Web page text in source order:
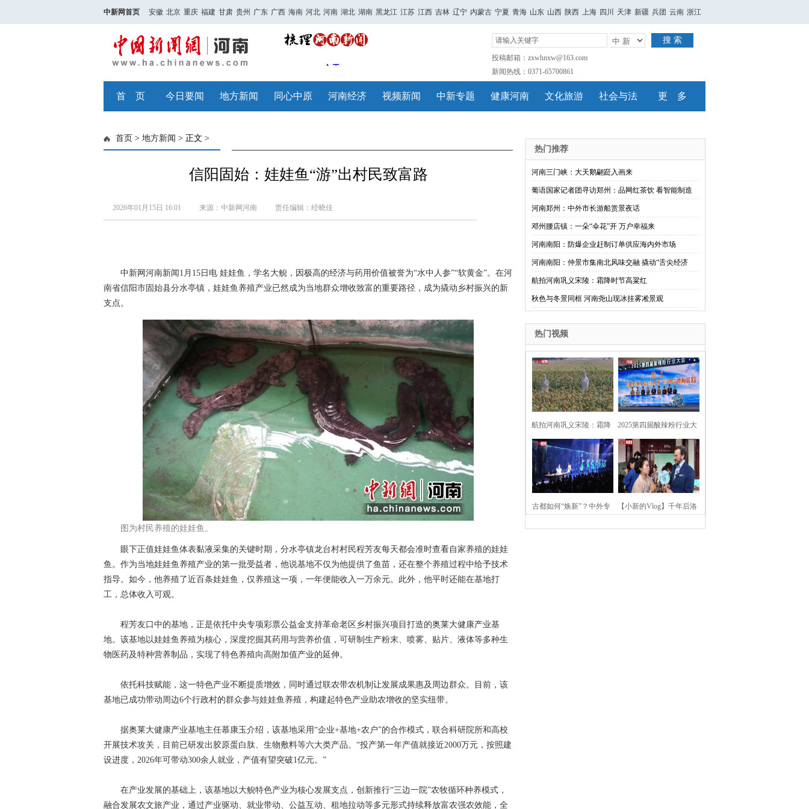
中新网首页 安徽 北京 重庆 福建 甘肃 贵州 广东 广西 海南 河北 河南 湖北 湖南 黑龙江 江苏 江西 吉林 辽宁 内蒙古 宁夏 青海 山东 山西 陕西 上海 四川 天津 新疆 兵团 云南 浙江
搜 索
投稿邮箱：zxwhnxw@163.com
新闻热线：0371-65700861
首 页 今日要闻 地方新闻 同心中原 河南经济 视频新闻 中新专题 健康河南 文化旅游 社会与法 更 多
首页 > 地方新闻 > 正文 >
信阳固始：娃娃鱼“游”出村民致富路
2026年01月15日 16:01 来源：中新网河南 责任编辑：经晓佳
中新网河南新闻1月15日电 娃娃鱼，学名大鲵，因极高的经济与药用价值被誉为“水中人参”“软黄金”。在河
南省信阳市固始县分水亭镇，娃娃鱼养殖产业已然成为当地群众增收致富的重要路径，成为撬动乡村振兴的新
支点。
图为村民养殖的娃娃鱼。
眼下正值娃娃鱼体表黏液采集的关键时期，分水亭镇龙台村村民程芳友每天都会准时查看自家养殖的娃娃
鱼。作为当地娃娃鱼养殖产业的第一批受益者，他说基地不仅为他提供了鱼苗，还在整个养殖过程中给予技术
指导。如今，他养殖了近百条娃娃鱼，仅养殖这一项，一年便能收入一万余元。此外，他平时还能在基地打
工，总体收入可观。
程芳友口中的基地，正是依托中央专项彩票公益金支持革命老区乡村振兴项目打造的奥莱大健康产业基
地。该基地以娃娃鱼养殖为核心，深度挖掘其药用与营养价值，可研制生产粉末、喷雾、贴片、液体等多种生
物医药及特种营养制品，实现了特色养殖向高附加值产业的延伸。
依托科技赋能，这一特色产业不断提质增效，同时通过联农带农机制让发展成果惠及周边群众。目前，该
基地已成功带动周边6个行政村的群众参与娃娃鱼养殖，构建起特色产业助农增收的坚实纽带。
据奥莱大健康产业基地主任慕康玉介绍，该基地采用“企业+基地+农户”的合作模式，联合科研院所和高校
开展技术攻关，目前已研发出胶原蛋白肽、生物敷料等六大类产品。“投产第一年产值就接近2000万元，按照建
设进度，2026年可带动300余人就业，产值有望突破1亿元。”
在产业发展的基础上，该基地以大鲵特色产业为核心发展支点，创新推行“三边一院”农牧循环种养模式，
融合发展农文旅产业，通过产业驱动、就业带动、公益互动、租地拉动等多元形式持续释放富农强农效能，全
热门推荐
河南三门峡：大天鹅翩跹入画来
葡语国家记者团寻访郑州：品网红茶饮 看智能制造
河南郑州：中外市长游船赏景夜话
邓州腰店镇：一朵“伞花”开 万户幸福来
河南南阳：防爆企业赶制订单供应海内外市场
河南南阳：仲景市集南北风味交融 撬动“舌尖经济
航拍河南巩义宋陵：霜降时节高粱红
秋色与冬景同框 河南尧山现冰挂雾凇景观
热门视频
航拍河南巩义宋陵：霜降
时节高粱红
2025第四届酸辣粉行业大
会在河南开封举行
古都如何“焕新”？中外专 【小新的Vlog】千年后洛